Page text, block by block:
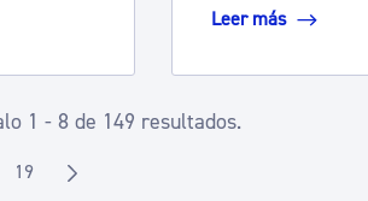
Leer más
1 - 8 de 149 resultados.
intermedias Use TAB para desplazarse.
Página
19